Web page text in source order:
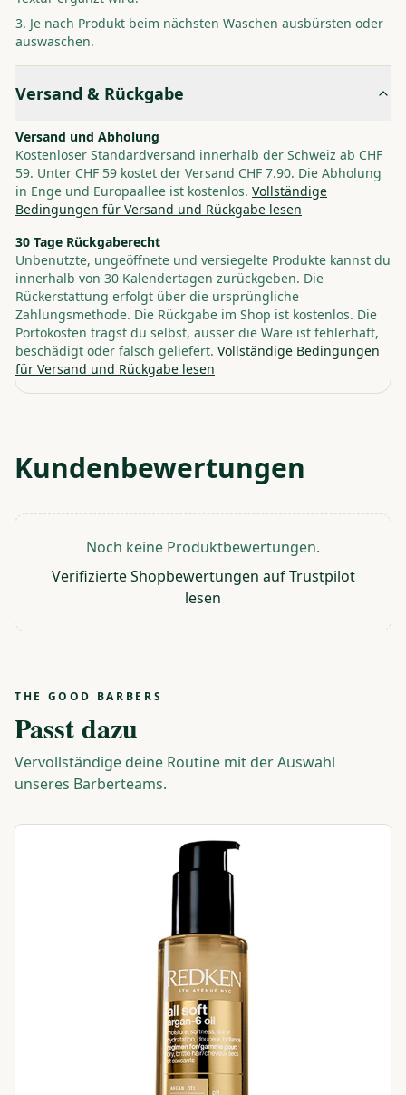
Je nach Produkt beim nächsten Waschen ausbürsten oder
auswaschen.
Versand & Rückgabe
Versand und Abholung
Kostenloser Standardversand innerhalb der Schweiz ab CHF
59. Unter CHF 59 kostet der Versand CHF 7.90. Die Abholung
in Enge und Europaallee ist kostenlos. Vollständige
Bedingungen für Versand und Rückgabe lesen
30 Tage Rückgaberecht
Unbenutzte, ungeöffnete und versiegelte Produkte kannst du
innerhalb von 30 Kalendertagen zurückgeben. Die
Rückerstattung erfolgt über die ursprüngliche
Zahlungsmethode. Die Rückgabe im Shop ist kostenlos. Die
Portokosten trägst du selbst, ausser die Ware ist fehlerhaft,
beschädigt oder falsch geliefert. Vollständige Bedingungen
für Versand und Rückgabe lesen
Kundenbewertungen
Noch keine Produktbewertungen.
Verifizierte Shopbewertungen auf Trustpilot
lesen
THE GOOD BARBERS
Passt dazu
Vervollständige deine Routine mit der Auswahl
unseres Barberteams.